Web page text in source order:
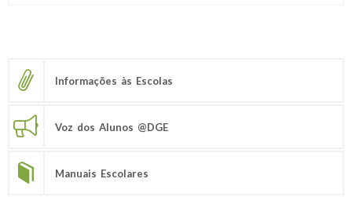
Informações às Escolas
Voz dos Alunos @DGE
Manuais Escolares